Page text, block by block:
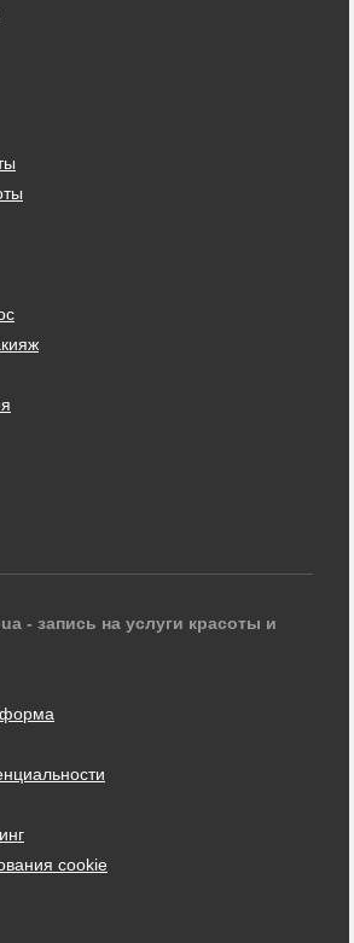
- запись на услуги красоты и
cookie